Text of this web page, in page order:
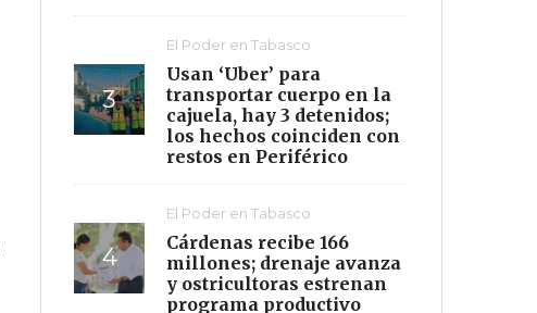
El Poder en Tabasco
Usan ‘Uber’ para
transportar cuerpo en la
cajuela, hay 3 detenidos;
los hechos coinciden con
restos en Periférico
El Poder en Tabasco
Cárdenas recibe 166
millones; drenaje avanza
y ostricultoras estrenan
programa productivo